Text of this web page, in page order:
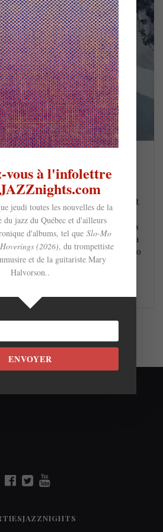
– Galerie
19 mai 2022
nu jazz, le compositeur, pianiste et
présentait en avril dernier Galerie
en bonne et due forme gorgé des
hip-hop et neo soul qui font sa
collaboration très réussie avec le duo
sur Bend The Rules (2021), le…
vous à l'infolettre
jeudi toutes les nouvelles de la
du jazz du Québec et d'ailleurs
d'albums, tel queSlo-Mo
(2026), du trompettiste
et de la guitariste Mary
Halvorson..
ENVOYER